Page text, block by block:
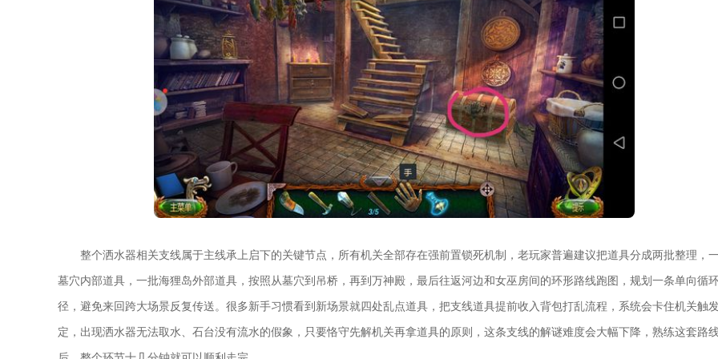
整个洒水器相关支线属于主线承上启下的关键节点，所有机关全部存在强前置锁死机制，老玩家普遍建议把道具分成两批整理，
墓穴内部道具，一批海狸岛外部道具，按照从墓穴到吊桥，再到万神殿，最后往返河边和女巫房间的环形路线跑图，规划一条单向循
径，避免来回跨大场景反复传送。很多新手习惯看到新场景就四处乱点道具，把支线道具提前收入背包打乱流程，系统会卡住机关触
定，出现洒水器无法取水、石台没有流水的假象，只要恪守先解机关再拿道具的原则，这条支线的解谜难度会大幅下降，熟练这套路